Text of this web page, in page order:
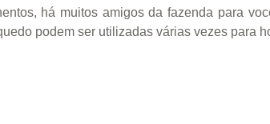
há muitos amigos da fazenda para
podem ser utilizadas várias vezes para